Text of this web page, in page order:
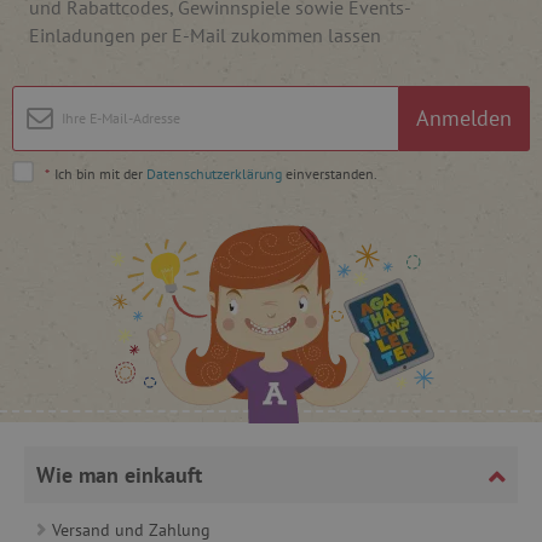
und Rabattcodes, Gewinnspiele sowie Events-
Einladungen per E-Mail zukommen lassen
Anmelden
* Ich bin mit der Datenschutzerklärung einverstanden.
Wie man einkauft
Versand und Zahlung
.ct.pinterest.com